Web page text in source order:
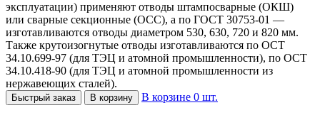
эксплуатации) применяют отводы штампосварные (ОКШ)
или сварные секционные (ОСС), а по ГОСТ 30753-01 —
изготавливаются отводы диаметром 530, 630, 720 и 820 мм.
Также крутоизогнутые отводы изготавливаются по ОСТ
34.10.699-97 (для ТЭЦ и атомной промышленности), по ОСТ
34.10.418-90 (для ТЭЦ и атомной промышленности из
нержавеющих сталей).
Быстрый заказ В корзину В корзине 0 шт.